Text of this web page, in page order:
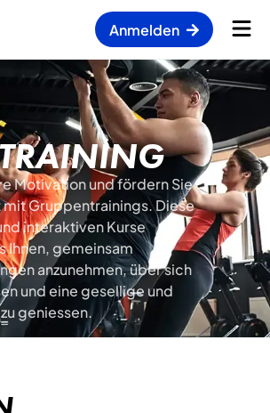
Anmelden
Motivation und fördern Sie
mit Gruppentrainings. Diese
interaktiven Kurse
Ihnen, gemeinsam
anzunehmen, über sich
und eine gesellige und
geniessen.